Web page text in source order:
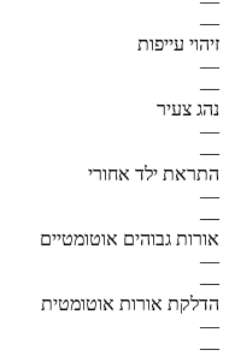
—
זיהוי עייפות
—
—
נהג צעיר
—
—
התראת ילד אחורי
—
—
אורות גבוהים אוטומטיים
—
—
הדלקת אורות אוטומטית
—
—